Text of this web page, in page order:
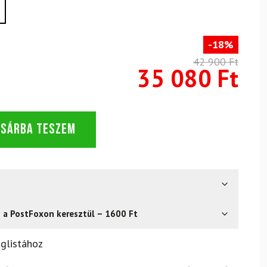
-18%
42 900 Ft
35 080 Ft
TESZEM
a PostFoxon keresztül – 1600 Ft
gond – a terméket egyszerűen visszaküldheti 14